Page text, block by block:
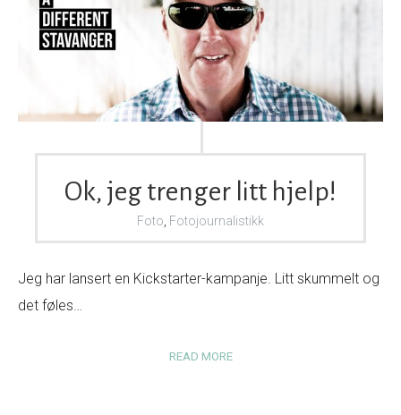
Ok, jeg trenger litt hjelp!
Foto Fotojournalistikk
Jeg har lansert en Kickstarter-kampanje. Litt skummelt og
det føles…
READ MORE